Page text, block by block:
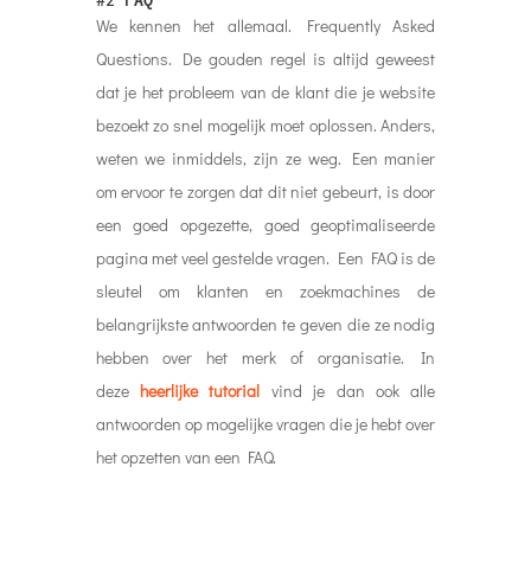
We kennen het allemaal. Frequently Asked
Questions. De gouden regel is altijd geweest
dat je het probleem van de klant die je website
bezoekt zo snel mogelijk moet oplossen. Anders,
weten we inmiddels, zijn ze weg. Een manier
om ervoor te zorgen dat dit niet gebeurt, is door
een goed opgezette, goed geoptimaliseerde
pagina met veel gestelde vragen. Een FAQ is de
sleutel om klanten en zoekmachines de
belangrijkste antwoorden te geven die ze nodig
hebben over het merk of organisatie. In
dezeheerlijke tutorial vind je dan ook alle
antwoorden op mogelijke vragen die je hebt over
het opzetten van een FAQ.